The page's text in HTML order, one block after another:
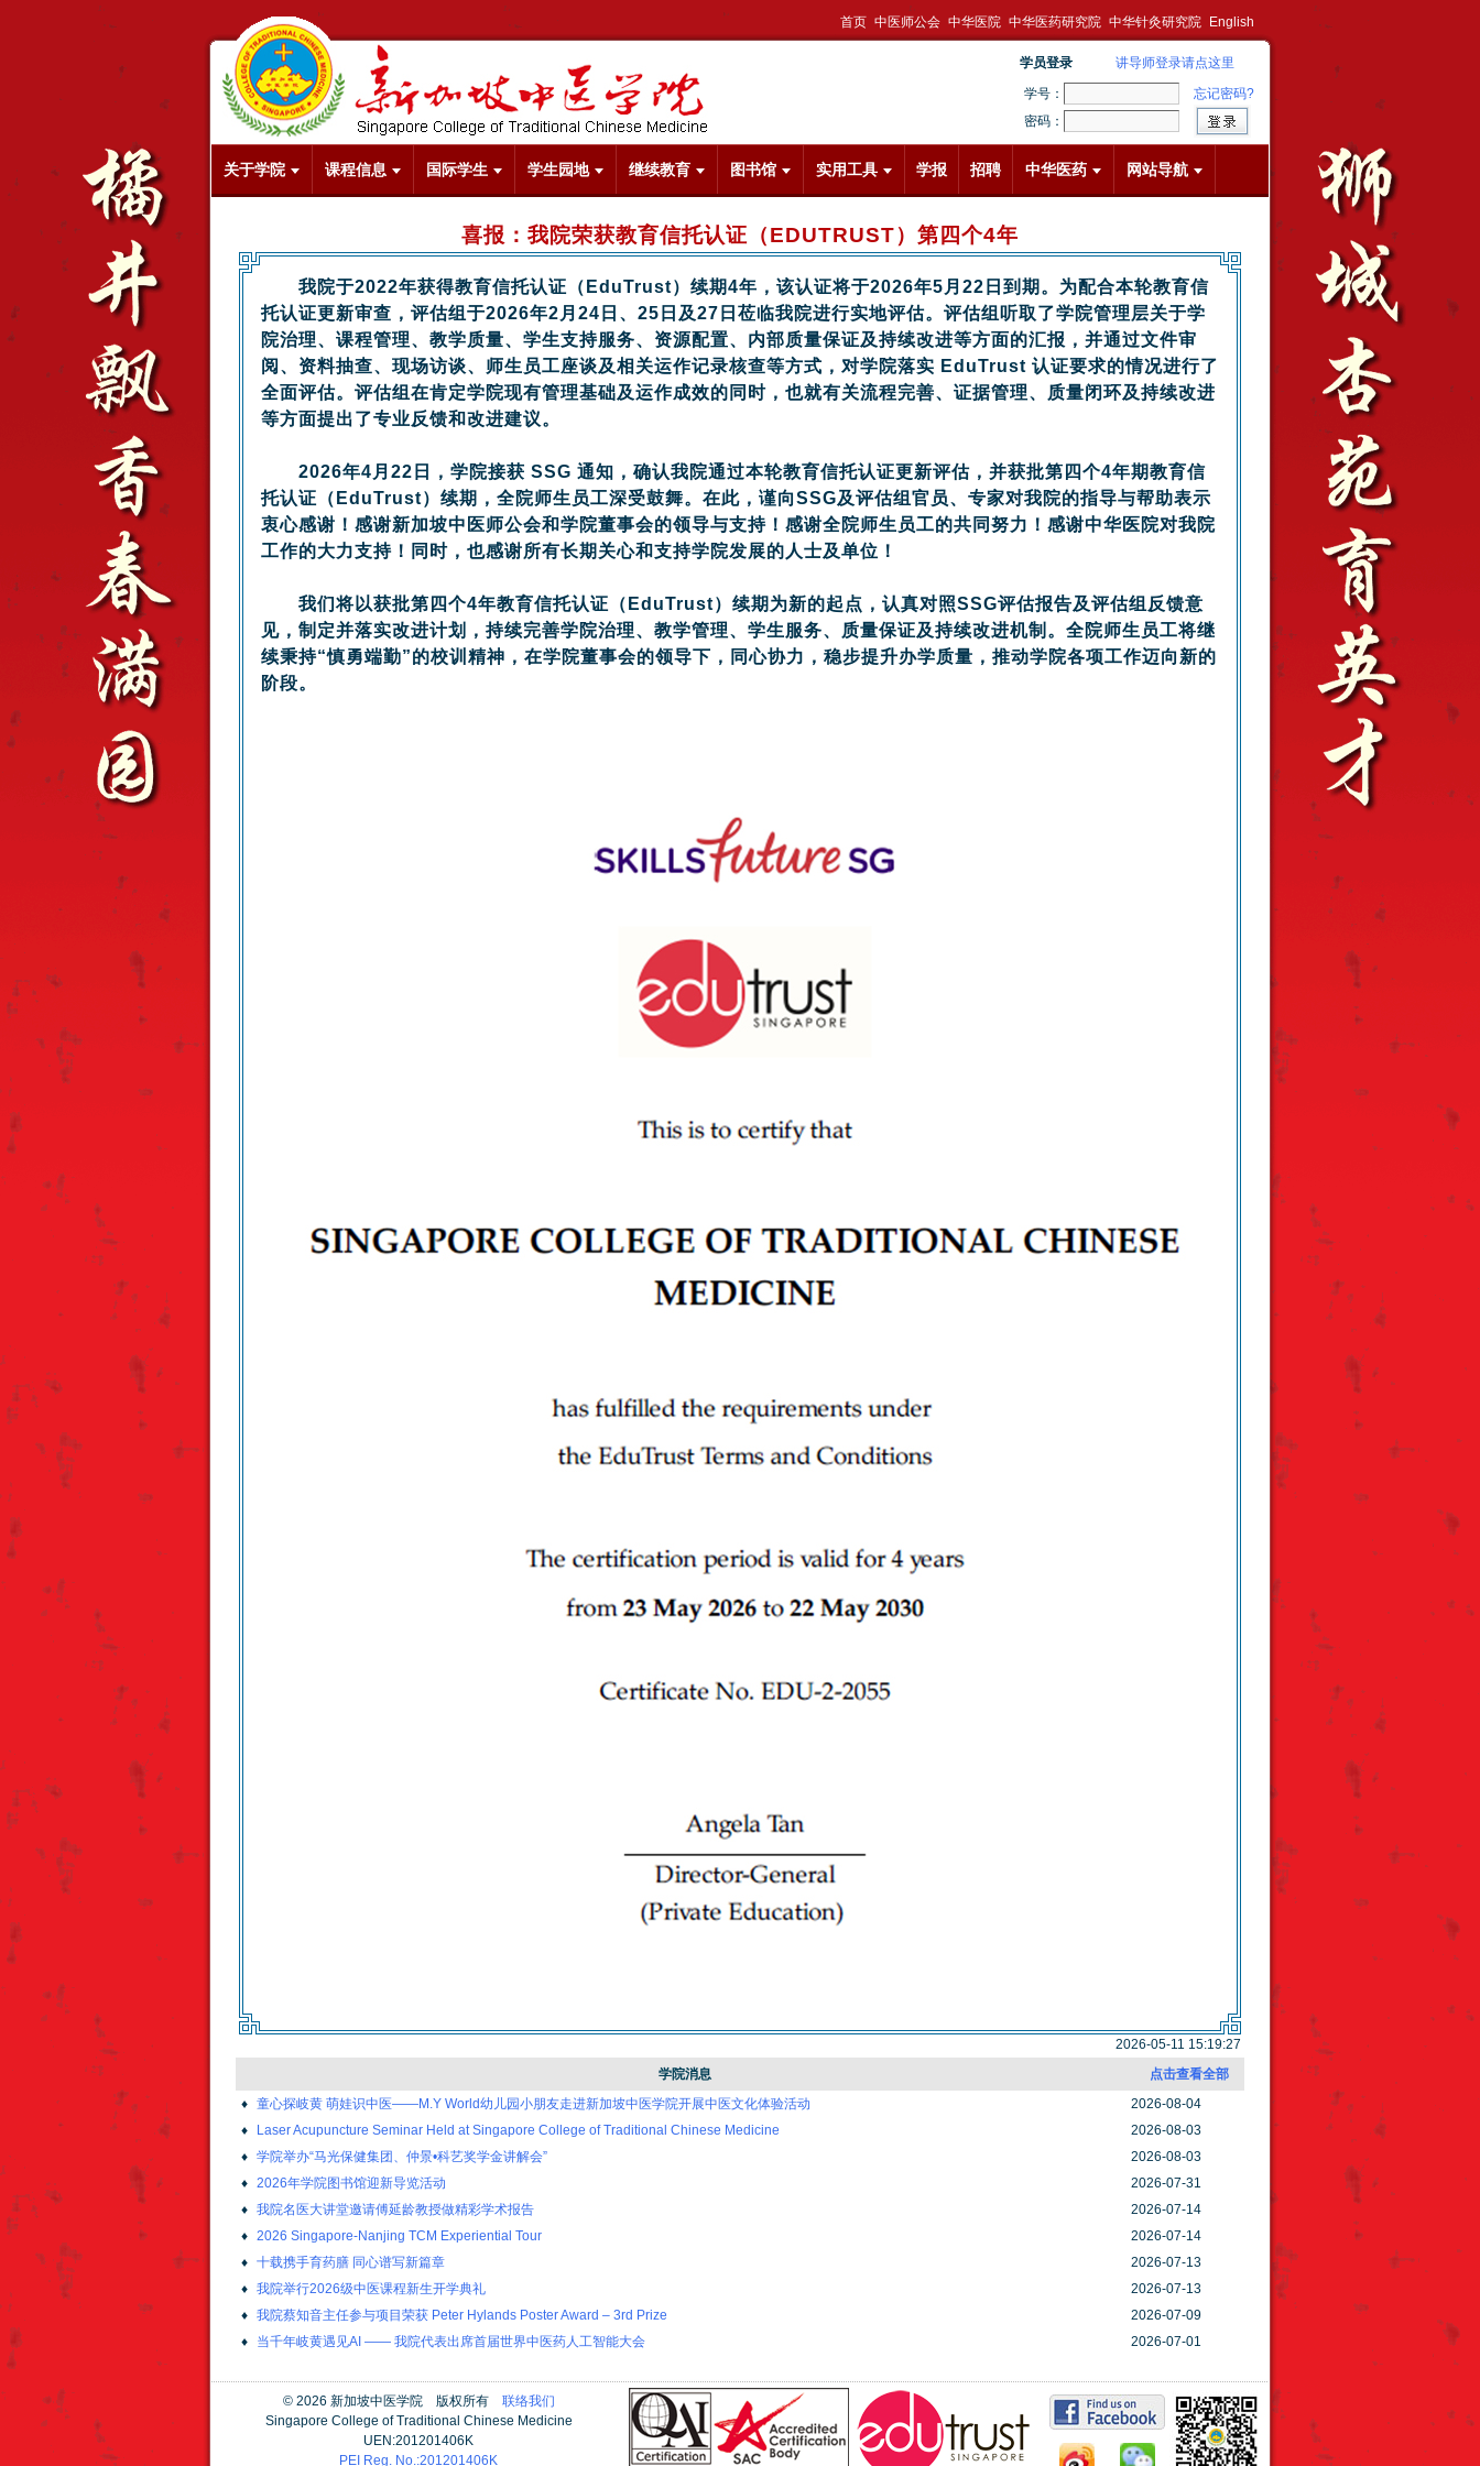
首页 中医师公会 中华医院 中华医药研究院 中华针灸研究院 English
学员登录
讲导师登录请点这里
学号：
忘记密码?
密码：
关于学院 课程信息 国际学生 学生园地 继续教育 图书馆 实用工具 学报 招聘 中华医药 网站导航
喜报：我院荣获教育信托认证（EDUTRUST）第四个4年
我院于2022年获得教育信托认证（EduTrust）续期4年，该认证将于2026年5月22日到期。为配合本轮教育信
托认证更新审查，评估组于2026年2月24日、25日及27日莅临我院进行实地评估。评估组听取了学院管理层关于学
院治理、课程管理、教学质量、学生支持服务、资源配置、内部质量保证及持续改进等方面的汇报，并通过文件审
阅、资料抽查、现场访谈、师生员工座谈及相关运作记录核查等方式，对学院落实 EduTrust 认证要求的情况进行了
全面评估。评估组在肯定学院现有管理基础及运作成效的同时，也就有关流程完善、证据管理、质量闭环及持续改进
等方面提出了专业反馈和改进建议。
2026年4月22日，学院接获 SSG 通知，确认我院通过本轮教育信托认证更新评估，并获批第四个4年期教育信
托认证（EduTrust）续期，全院师生员工深受鼓舞。在此，谨向SSG及评估组官员、专家对我院的指导与帮助表示
衷心感谢！感谢新加坡中医师公会和学院董事会的领导与支持！感谢全院师生员工的共同努力！感谢中华医院对我院
工作的大力支持！同时，也感谢所有长期关心和支持学院发展的人士及单位！
我们将以获批第四个4年教育信托认证（EduTrust）续期为新的起点，认真对照SSG评估报告及评估组反馈意
见，制定并落实改进计划，持续完善学院治理、教学管理、学生服务、质量保证及持续改进机制。全院师生员工将继
续秉持“慎勇端勤”的校训精神，在学院董事会的领导下，同心协力，稳步提升办学质量，推动学院各项工作迈向新的
阶段。
2026-05-11 15:19:27
学院消息
点击查看全部
♦ 童心探岐黄 萌娃识中医——M.Y World幼儿园小朋友走进新加坡中医学院开展中医文化体验活动
2026-08-04
♦
Laser Acupuncture Seminar Held at Singapore College of Traditional Chinese Medicine
2026-08-03
♦ 学院举办“马光保健集团、仲景•科艺奖学金讲解会”
2026-08-03
♦ 2026年学院图书馆迎新导览活动
2026-07-31
♦ 我院名医大讲堂邀请傅延龄教授做精彩学术报告
2026-07-14
♦ 2026 Singapore-Nanjing TCM Experiential Tour
2026-07-14
♦ 十载携手育药膳 同心谱写新篇章
2026-07-13
♦ 我院举行2026级中医课程新生开学典礼
2026-07-13
♦ 我院蔡知音主任参与项目荣获 Peter Hylands Poster Award – 3rd Prize
2026-07-09
♦
当千年岐黄遇见AI —— 我院代表出席首届世界中医药人工智能大会 2026-07-01
© 2026 新加坡中医学院 版权所有 联络我们
Singapore College of Traditional Chinese Medicine
UEN:201201406K
PEI Reg. No.:201201406K